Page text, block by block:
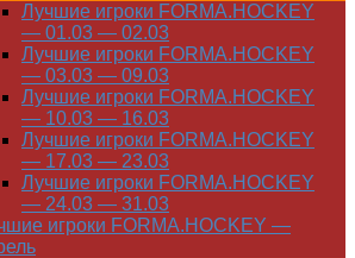
Лучшие игроки FORMA.HOCKEY
— 01.03 — 02.03
Лучшие игроки FORMA.HOCKEY
— 03.03 — 09.03
Лучшие игроки FORMA.HOCKEY
— 10.03 — 16.03
Лучшие игроки FORMA.HOCKEY
— 17.03 — 23.03
Лучшие игроки FORMA.HOCKEY
— 24.03 — 31.03
игроки FORMA.HOCKEY —